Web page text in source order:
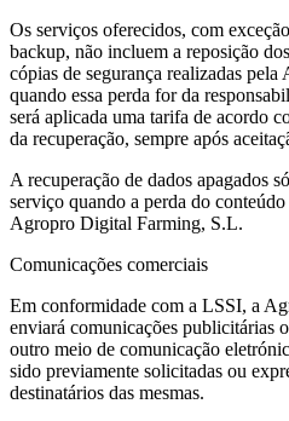
Os serviços oferecidos, com
backup, não incluem a reposição
cópias de segurança realizadas
quando essa perda for da
será aplicada uma tarifa de acordo
da recuperação, sempre após
A recuperação de dados apagados
serviço quando a perda do
Agropro Digital Farming, S.L.
Comunicações comerciais
Em conformidade com a LSSI, a
enviará comunicações publicitárias
outro meio de comunicação
sido previamente solicitadas ou
destinatários das mesmas.